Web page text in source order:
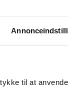
til at
tabt sig